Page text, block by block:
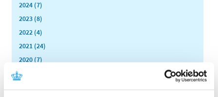
2024 (7)
2023 (8)
2022 (4)
2021 (24)
2020 (7)
2019 (39)